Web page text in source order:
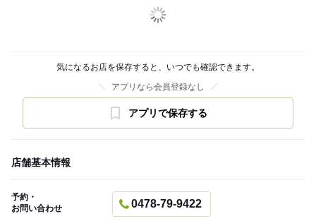
気になるお店を保存すると、いつでも確認できます。
アプリなら会員登録なし
アプリで保存する
店舗基本情報
予約・
お問い合わせ
0478-79-9422